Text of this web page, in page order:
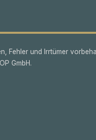
Fehler und Irrtümer
GmbH.